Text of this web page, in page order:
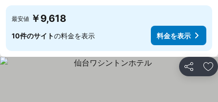
最安値 ￥9,618
10件のサイトの料金を表示 料金を表示
シェア お